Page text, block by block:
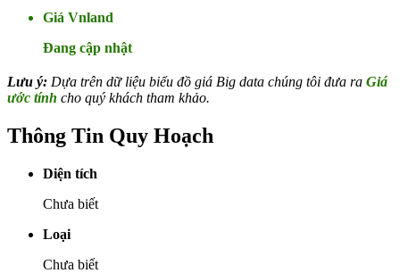
Giá Vnland
Đang cập nhật
Lưu ý: Dựa trên dữ liệu biểu đồ giá Big data chúng tôi đưa ra Giá
ước tính cho quý khách tham khảo.
Thông Tin Quy Hoạch
Diện tích
Chưa biết
Loại
Chưa biết